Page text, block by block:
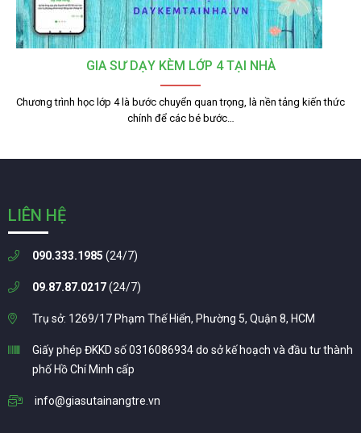
GIA SƯ DẠY KÈM LỚP 4 TẠI NHÀ
Chương trình học lớp 4 là bước chuyển quan trọng, là nền tảng kiến thức
chính để các bé bước…
LIÊN HỆ
090.333.1985 (24/7)
09.87.87.0217(24/7)
Trụ sở: 1269/17 Phạm Thế Hiển, Phường 5, Quận 8, HCM
Giấy phép ĐKKD số 0316086934 do sở kế hoạch và đầu tư thành
phố Hồ Chí Minh cấp
info@giasutainangtre.vn